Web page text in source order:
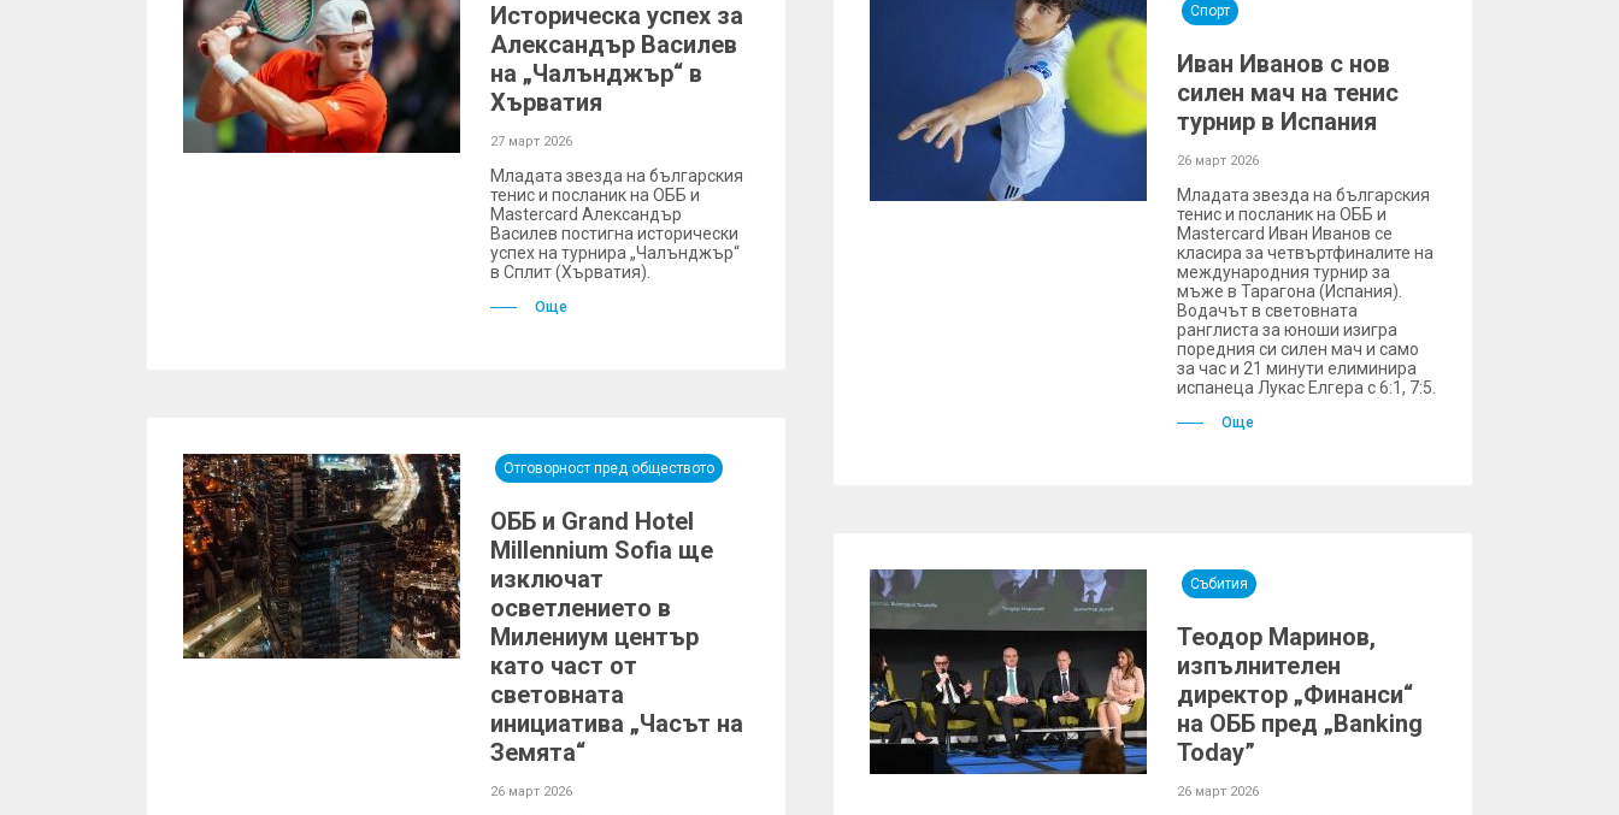
Историческа успех за
Александър Василев
на „Чалънджър“ в
Хърватия
27 март 2026
Младата звезда на българския
тенис и посланик на ОББ и
Mastercard Александър
Василев постигна исторически
успех на турнира „Чалънджър“
в Сплит (Хърватия).
Още
Спорт
Иван Иванов с нов
силен мач на тенис
турнир в Испания
26 март 2026
Младата звезда на българския
тенис и посланик на ОББ и
Mastercard Иван Иванов се
класира за четвъртфиналите на
международния турнир за
мъже в Тарагона (Испания).
Водачът в световната
ранглиста за юноши изигра
поредния си силен мач и само
за час и 21 минути елиминира
испанеца Лукас Елгера с 6:1, 7:5.
Още
Отговорност пред обществото
ОББ и Grand Hotel
Millennium Sofia ще
изключат
осветлението в
Милениум център
като част от
световната
инициатива „Часът на
Земята“
26 март 2026
Събития
Теодор Маринов,
изпълнителен
директор „Финанси“
на ОББ пред „Banking
Today”
26 март 2026